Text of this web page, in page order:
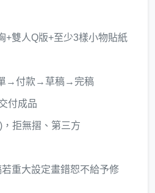
+雙人Q版+至少3樣小物貼紙
→付款→草稿→完稿
付成品
，拒無摺、第三方
若重大設定畫錯恕不給予修